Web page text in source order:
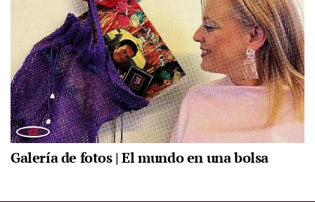
Galería de fotos | El mundo en una bolsa